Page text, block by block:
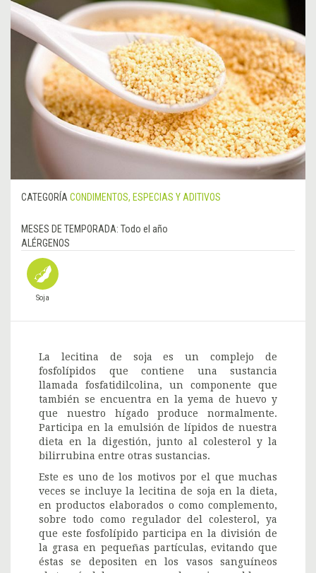
CATEGORÍA CONDIMENTOS, ESPECIAS Y ADITIVOS
MESES DE TEMPORADA: Todo el año
ALÉRGENOS
Soja
La lecitina de soja es un complejo de
fosfolípidos que contiene una sustancia
llamada fosfatidilcolina, un componente que
también se encuentra en la yema de huevo y
que nuestro hígado produce normalmente.
Participa en la emulsión de lípidos de nuestra
dieta en la digestión, junto al colesterol y la
bilirrubina entre otras sustancias.
Este es uno de los motivos por el que muchas
veces se incluye la lecitina de soja en la dieta,
en productos elaborados o como complemento,
sobre todo como regulador del colesterol, ya
que este fosfolípido participa en la división de
la grasa en pequeñas partículas, evitando que
éstas se depositen en los vasos sanguíneos